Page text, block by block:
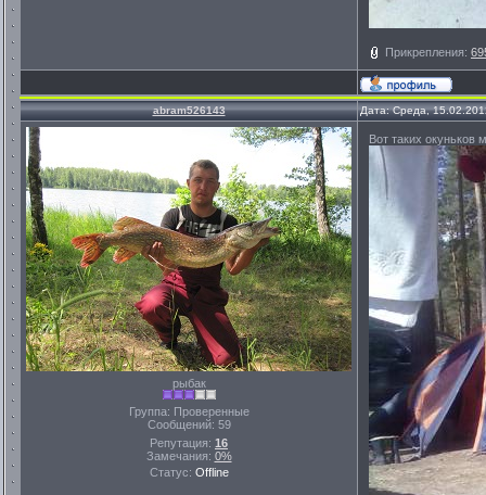
Прикрепления:
abram526143 Дата: Среда,
рыбак
Группа: Проверенные
Сообщений: 59
Репутация: 16
Замечания: 0%
Статус: Offline
Вот таких окуньков